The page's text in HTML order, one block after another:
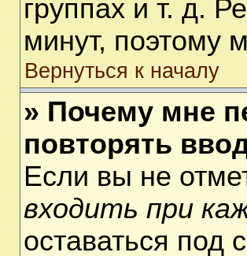
группах и т. д.
минут, поэтому
Вернуться к началу
» Почему мне
повторять
Если вы не
входить при
оставаться под